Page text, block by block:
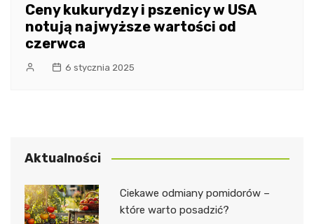
Ceny kukurydzy i pszenicy w USA
notują najwyższe wartości od
czerwca
6 stycznia 2025
Aktualności
Ciekawe odmiany pomidorów –
które warto posadzić?